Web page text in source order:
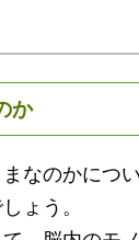
か
なのかにつ
ょう。